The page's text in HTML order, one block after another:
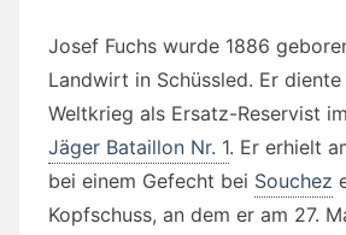
Josef Fuchs wurde 1886
Landwirt in Schüssled. Er diente
Weltkrieg als Ersatz-Reservist im
Jäger Bataillon Nr. 1. Er erhielt
bei einem Gefecht bei Souchez
Kopfschuss, an dem er am 27.